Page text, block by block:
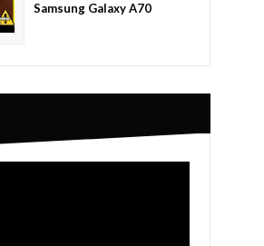
Samsung Galaxy A70